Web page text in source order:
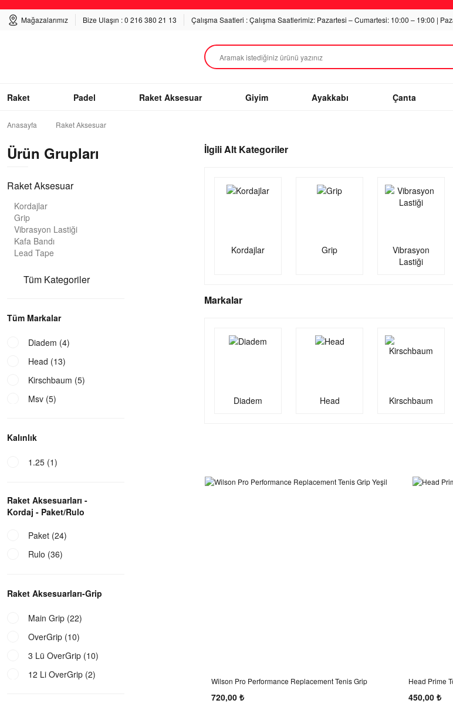
Mağazalarımız Bize Ulaşın : 0 216 380 21 13 Çalışma Saatleri : Çalışma Saatlerimiz: Pazartesi – Cumartesi: 10:00 – 19:00 |
Raket Padel Raket Aksesuar Giyim Ayakkabı Çanta
Anasayfa Raket Aksesuar
Ürün Grupları
Raket Aksesuar
Kordajlar
Grip
Vibrasyon Lastiği
Kafa Bandı
Lead Tape
Tüm Kategoriler
Tüm Markalar
Diadem (4)
Head (13)
Kirschbaum (5)
Msv (5)
Wilson (35)
Kalınlık
1.25 (1)
Raket Aksesuarları -
Kordaj - Paket/Rulo
Paket (24)
Rulo (36)
Raket Aksesuarları-Grip
Main Grip (22)
OverGrip (10)
3 Lü OverGrip (10)
12 Li OverGrip (2)
İlgili Alt Kategoriler
Kordajlar Grip
Vibrasyon
Lastiği
Markalar
Diadem Head Kirschbaum
Wilson Pro Performance Replacement Tenis Grip
720,00 ₺
Head Prime
450,00 ₺